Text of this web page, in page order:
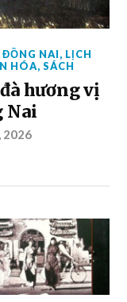
NAI, LỊCH
HÓA,SÁCH
hương vị
Nai
2026